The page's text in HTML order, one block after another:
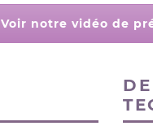
Voir notre vidéo de